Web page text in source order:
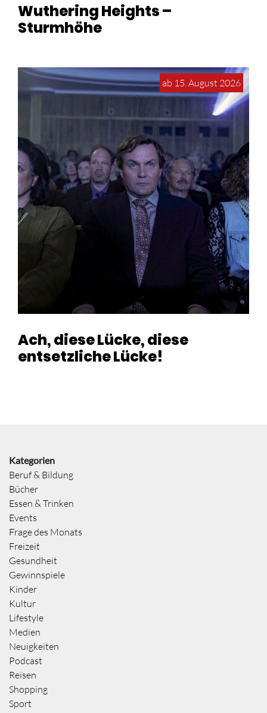
Wuthering Heights –
Sturmhöhe
ab 15. August 2026
Ach, diese Lücke, diese
entsetzliche Lücke!
Kategorien
Beruf & Bildung
Bücher
Essen & Trinken
Events
Frage des Monats
Freizeit
Gesundheit
Gewinnspiele
Kinder
Kultur
Lifestyle
Medien
Neuigkeiten
Podcast
Reisen
Shopping
Sport